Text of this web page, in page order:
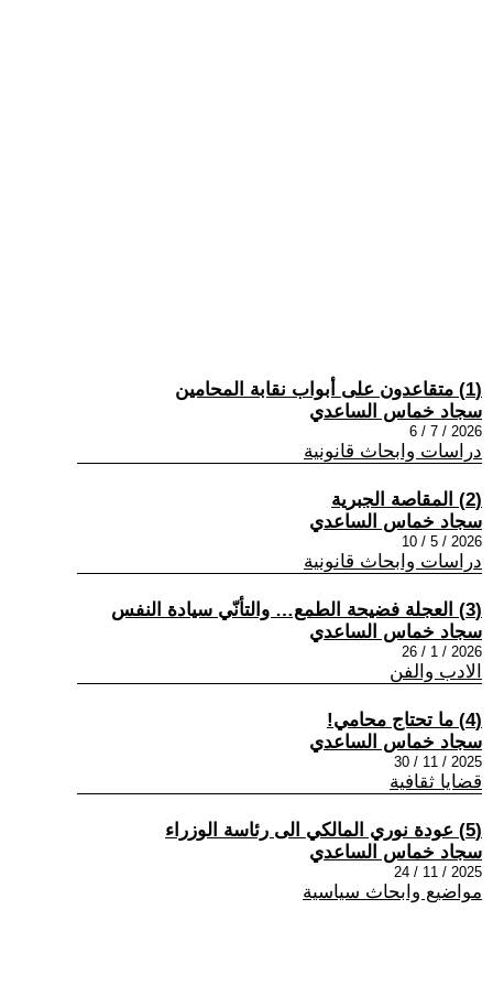
(1) متقاعدون على أبواب نقابة المحامين
سجاد خماس الساعدي
2026 / 7 / 6
دراسات وابحاث قانونية
(2) المقاصة الجبرية
سجاد خماس الساعدي
2026 / 5 / 10
دراسات وابحاث قانونية
(3) العجلة فضيحة الطمع… والتأنّي سيادة النفس
سجاد خماس الساعدي
2026 / 1 / 26
الادب والفن
(4) ما تحتاج محامي!
سجاد خماس الساعدي
2025 / 11 / 30
قضايا ثقافية
(5) عودة نوري المالكي الى رئاسة الوزراء
سجاد خماس الساعدي
2025 / 11 / 24
مواضيع وابحاث سياسية